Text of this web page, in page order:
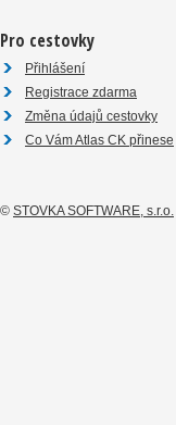
Pro cestovky
Přihlášení
Registrace zdarma
Změna údajů cestovky
Co Vám Atlas CK přinese
© STOVKA SOFTWARE, s.r.o.